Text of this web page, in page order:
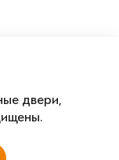
двери,